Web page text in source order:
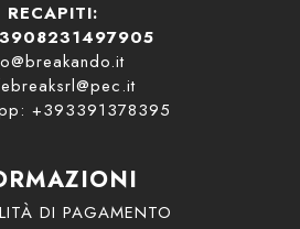
RECAPITI:
+393391378395
DI PAGAMENTO